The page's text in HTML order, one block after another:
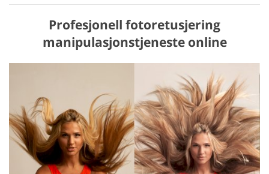
Profesjonell fotoretusjering
manipulasjonstjeneste online